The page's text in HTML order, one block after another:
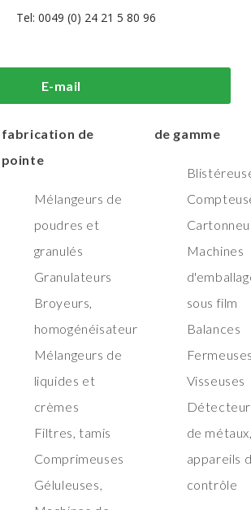
Tel: 0049 (0) 24 21 5 80 96
E-mail
Machines de
traitement et de
fabrication de
pointe
Mélangeurs de
poudres et
granulés
Granulateurs
Broyeurs,
homogénéisateur
Mélangeurs de
liquides et
crèmes
Filtres, tamis
Comprimeuses
Géluleuses,
d'emballage
de gamme
Machines
sous film
Balances
Visseuses
de
appareils
contrôle